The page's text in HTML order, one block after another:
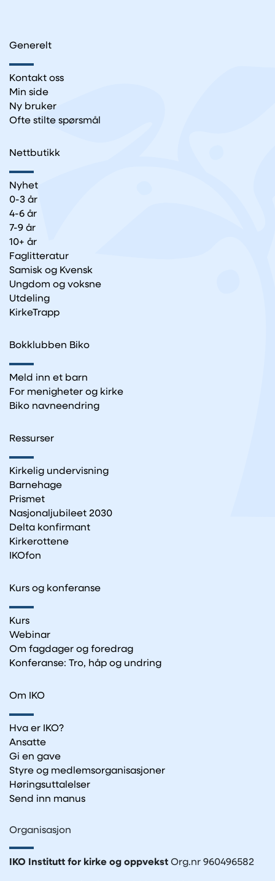
Generelt
Kontakt oss
Min side
Ny bruker
Ofte stilte spørsmål
Nettbutikk
Nyhet
0-3 år
4-6 år
7-9 år
10+ år
Faglitteratur
Samisk og Kvensk
Ungdom og voksne
Utdeling
KirkeTrapp
Bokklubben Biko
Meld inn et barn
For menigheter og kirke
Biko navneendring
Ressurser
Kirkelig undervisning
Barnehage
Prismet
Nasjonaljubileet 2030
Delta konfirmant
Kirkerottene
IKOfon
Kurs og konferanse
Kurs
Webinar
Om fagdager og foredrag
Konferanse: Tro, håp og undring
Om IKO
Hva er IKO?
Ansatte
Gi en gave
Styre og medlemsorganisasjoner
Høringsuttalelser
Send inn manus
Organisasjon
IKO Institutt for kirke og oppvekst Org.nr 960496582